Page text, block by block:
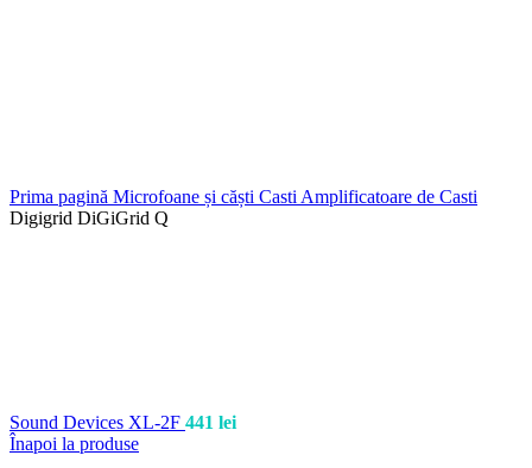
Prima pagină Microfoane și căști Casti Amplificatoare de Casti
Digigrid DiGiGrid Q
Sound Devices XL-2F 441 lei
Înapoi la produse